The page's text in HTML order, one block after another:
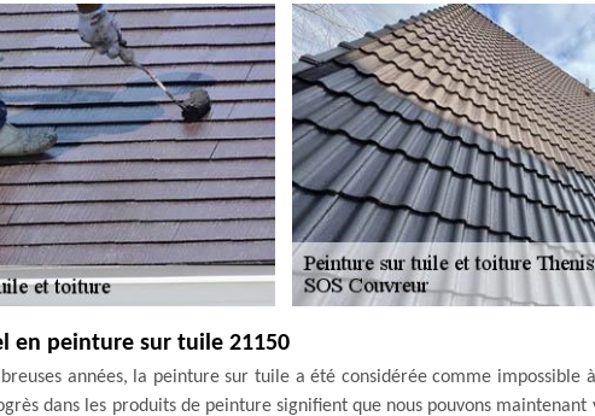
en peinture sur tuile 21150
années, la peinture sur tuile a été considérée comme impossible
dans les produits de peinture signifient que nous pouvons